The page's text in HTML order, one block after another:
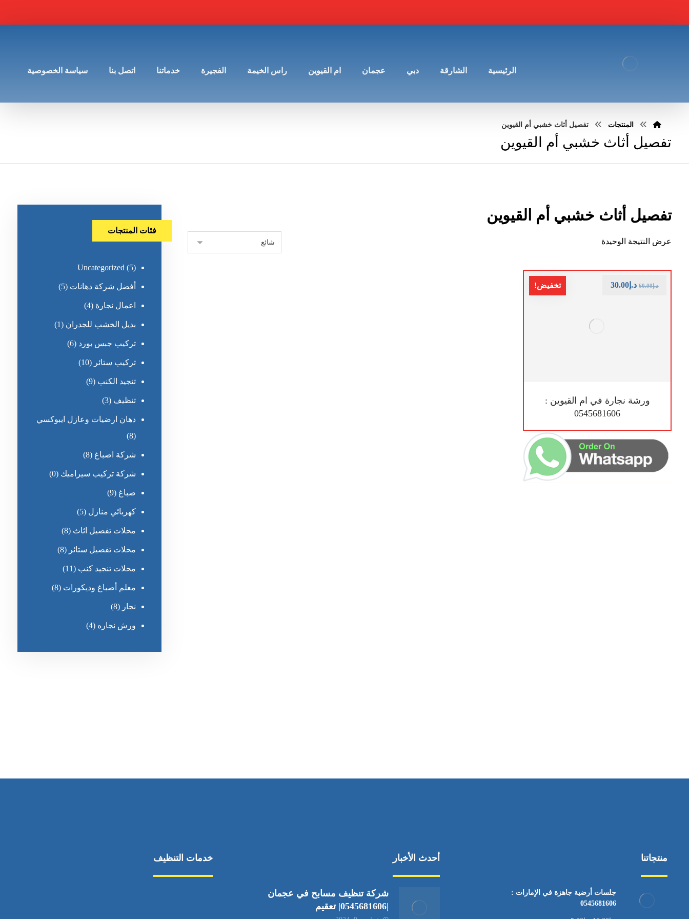
الرئيسية الشارقة دبي عجمان ام القيوين راس الخيمة الفجيرة خدماتنا اتصل بنا سياسة الخصوصية
المنتجات تفصيل أثاث خشبي أم القيوين
تفصيل أثاث خشبي أم القيوين
تفصيل أثاث خشبي أم القيوين
عرض النتيجة الوحيدة
تخفيض!
ورشة نجارة في ام القيوين :
0545681606
د.إ60.00 د.إ 30.00
فئات المنتجات
Uncategorized (5)
أفضل شركة دهانات (5)
اعمال نجارة (4)
بديل الخشب للجدران (1)
تركيب جبس بورد (6)
تركيب ستائر (10)
تنجيد الكنب (9)
تنظيف (3)
دهان ارضيات وعازل ايبوكسي
(8)
شركة اصباغ (8)
شركة تركيب سيراميك (0)
صباغ (9)
كهربائي منازل (5)
محلات تفصيل اثاث (8)
محلات تفصيل ستائر (8)
محلات تنجيد كنب (11)
معلم أصباغ وديكورات (8)
نجار (8)
ورش نجاره (4)
منتجاتنا
جلسات أرضية جاهزة في الإمارات :
0545681606
أحدث الأخبار
شركة تنظيف مسابح في عجمان
|0545681606| تعقيم
خدمات التنظيف